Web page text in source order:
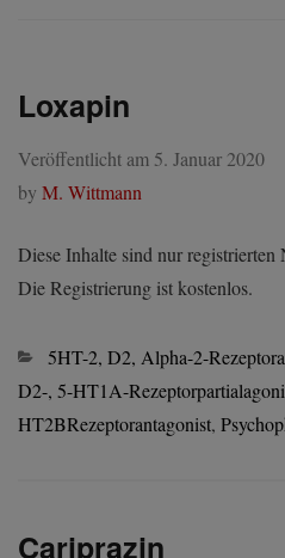
Loxapin
Veröffentlicht am 5. Januar 2020
by M. Wittmann
Diese Inhalte sind nur registrierten
Die Registrierung ist kostenlos.
Kategorien
5HT-2, D2, Alpha-2-
D2-, 5-HT1A-
HT2BRezeptorantagonist,
Cariprazin